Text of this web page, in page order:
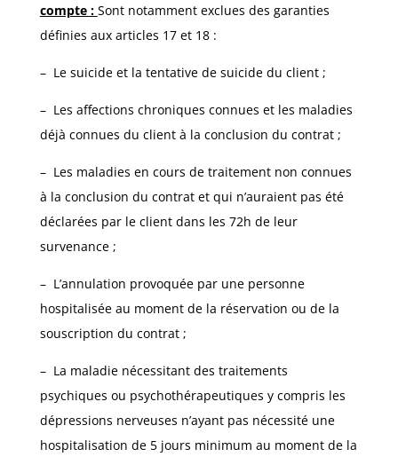
compte : Sont notamment exclues des garanties
définies aux articles 17 et 18 :
– Le suicide et la tentative de suicide du client ;
– Les affections chroniques connues et les maladies
déjà connues du client à la conclusion du contrat ;
– Les maladies en cours de traitement non connues
à la conclusion du contrat et qui n’auraient pas été
déclarées par le client dans les 72h de leur
survenance ;
– L’annulation provoquée par une personne
hospitalisée au moment de la réservation ou de la
souscription du contrat ;
– La maladie nécessitant des traitements
psychiques ou psychothérapeutiques y compris les
dépressions nerveuses n’ayant pas nécessité une
hospitalisation de 5 jours minimum au moment de la